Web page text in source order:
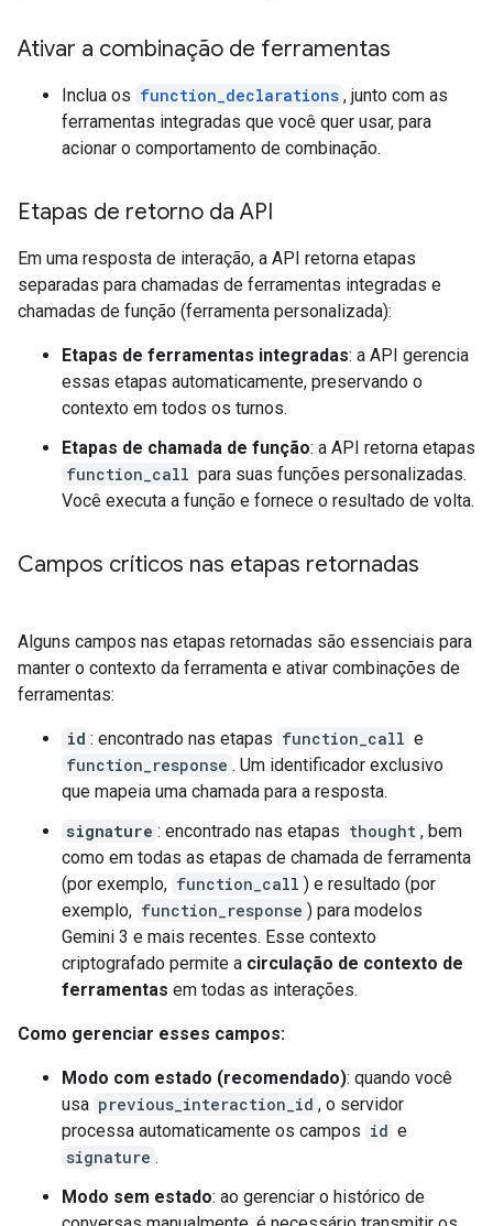
Ativar a combinação de ferramentas
Inclua os function_declarations , junto com as
ferramentas integradas que você quer usar, para
acionar o comportamento de combinação.
Etapas de retorno da API
Em uma resposta de interação, a API retorna etapas
separadas para chamadas de ferramentas integradas e
chamadas de função (ferramenta personalizada):
Etapas de ferramentas integradas: a API gerencia
essas etapas automaticamente, preservando o
contexto em todos os turnos.
Etapas de chamada de função: a API retorna etapas
function_call para suas funções personalizadas.
Você executa a função e fornece o resultado de volta.
Campos críticos nas etapas retornadas
Alguns campos nas etapas retornadas são essenciais para
manter o contexto da ferramenta e ativar combinações de
ferramentas:
id : encontrado nas etapas function_call e
function_response . Um identificador exclusivo
que mapeia uma chamada para a resposta.
signature : encontrado nas etapas thought , bem
como em todas as etapas de chamada de ferramenta
(por exemplo, function_call ) e resultado (por
exemplo, function_response ) para modelos
Gemini 3 e mais recentes. Esse contexto
criptografado permite a circulação de contexto de
ferramentas em todas as interações.
Como gerenciar esses campos:
Modo com estado (recomendado): quando você
usa previous_interaction_id , o servidor
processa automaticamente os campos id e
signature .
Modo sem estado: ao gerenciar o histórico de